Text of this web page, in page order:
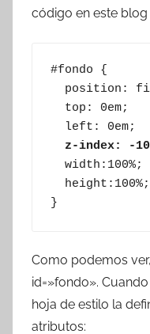
código en este
#fondo {
z-index: -
}
Como podemos
id=»fondo».
hoja de estilo la
atributos: